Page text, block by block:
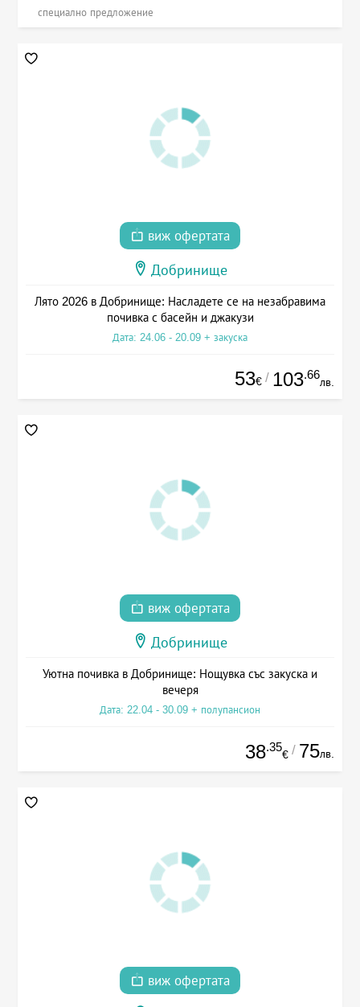
специално предложение
виж офертата
Добринище
Лято 2026 в Добринище: Насладете се на незабравима
почивка с басейн и джакузи
Дата: 24.06 - 20.09 + закуска
53€ / 103.66
лв.
виж офертата
Добринище
Уютна почивка в Добринище: Нощувка със закуска и
вечеря
Дата: 22.04 - 30.09 + полупансион
38.35
€ / 75лв.
виж офертата